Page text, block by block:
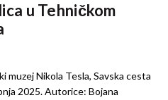
u Tehničkom
muzej Nikola Tesla, Savska cesta
2025. Autorice: Bojana